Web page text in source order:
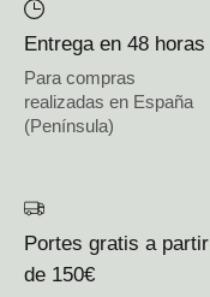
Entrega en 48 horas
Para compras
realizadas en España
(Península)
Portes gratis a partir
de 150€